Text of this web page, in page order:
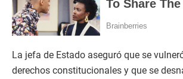
La jefa de Estado aseguró que se
derechos constitucionales y que se